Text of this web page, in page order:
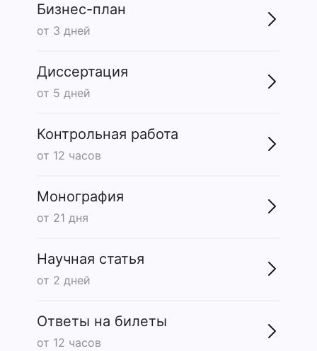
Бизнес-план
от 3 дней
Диссертация
от 5 дней
Контрольная работа
от 12 часов
Монография
от 21 дня
Научная статья
от 2 дней
Ответы на билеты
от 12 часов